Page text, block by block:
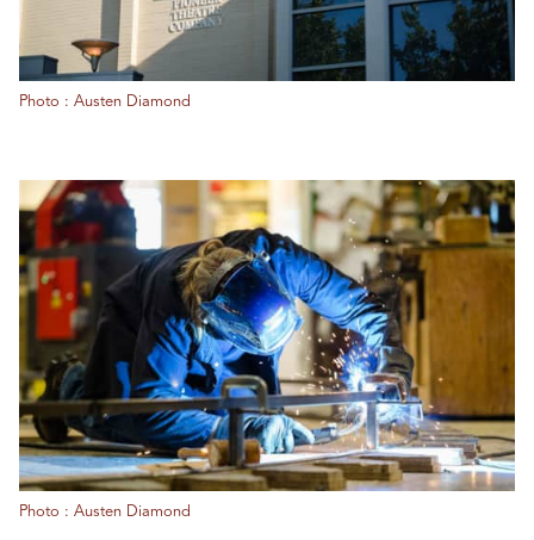
Photo : Austen Diamond
Photo : Austen Diamond